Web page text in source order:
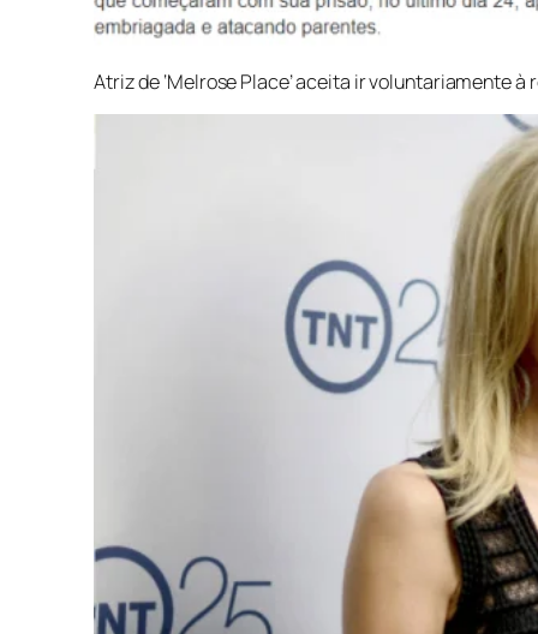
Atriz de ‘Melrose Place’ aceita ir voluntariamente